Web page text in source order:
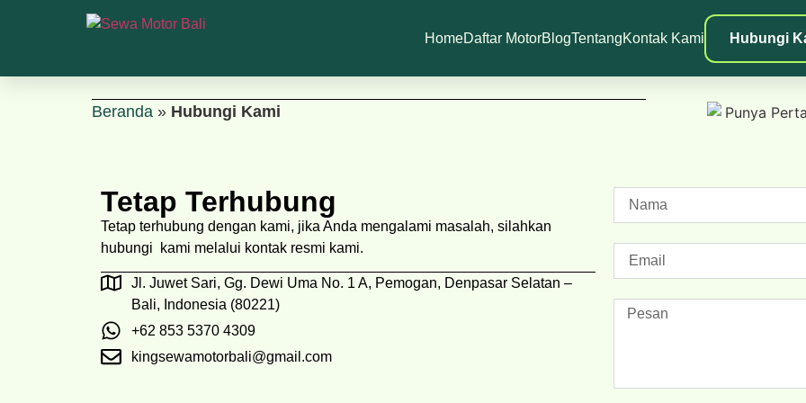
HomeDaftar MotorBlogTentangKontak Kami Hubungi
Beranda » Hubungi Kami
Tetap Terhubung
Tetap terhubung dengan kami, jika Anda mengalami masalah, silahkan
hubungi kami melalui kontak resmi kami.
Jl. Juwet Sari, Gg. Dewi Uma No. 1 A, Pemogan, Denpasar Selatan –
Bali, Indonesia (80221)
+62 853 5370 4309
kingsewamotorbali@gmail.com